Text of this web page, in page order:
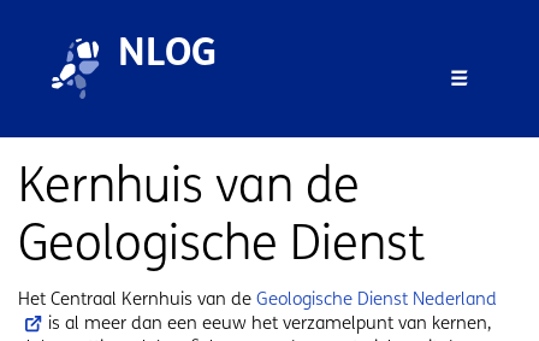
NLOG
Kernhuis van de
Geologische Dienst
Het Centraal Kernhuis van de Geologische Dienst Nederland
is al meer dan een eeuw het verzamelpunt van kernen,